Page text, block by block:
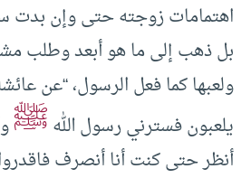
اهتمامات زوجته حتى وإن بدت
بل ذهب إلى ما هو أبعد وطلب
ولعبها كما فعل الرسول، “عن
يلعبون فسترني رسول اللهﷺ
أنظر حتى كنت أنا أنصرف